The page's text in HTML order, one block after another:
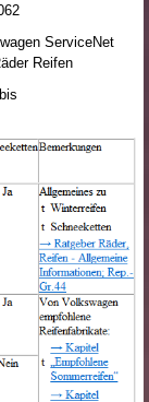
ServiceNet
Reifen